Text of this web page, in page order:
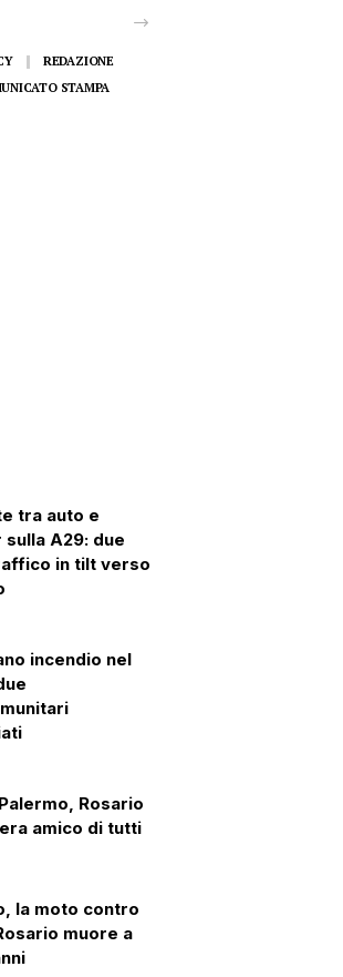
REDAZIONE
STAMPA
tra auto e
A29: due
in tilt verso
incendio nel
Rosario
amico di tutti
la moto contro
muore a